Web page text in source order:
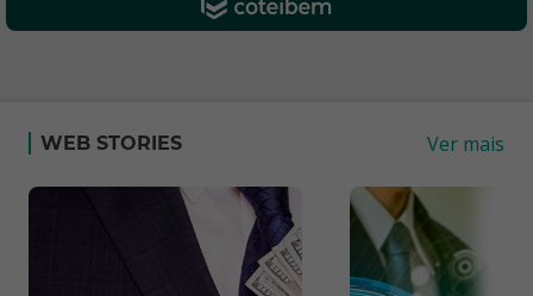
WEB STORIES Ver mais